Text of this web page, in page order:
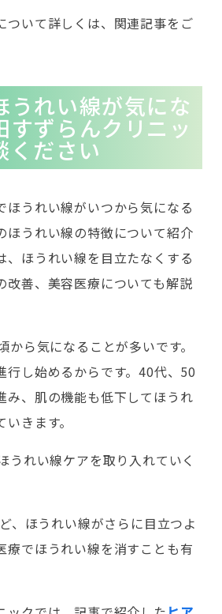
ついて詳しくは、関連記事をご
うれい線が気にな
すずらんクリニッ
ください
ほうれい線がいつから気になる
ほうれい線の特徴について紹介
、ほうれい線を目立たなくする
改善、美容医療についても解説
から気になることが多いです。
行し始めるからです。40代、50
み、肌の機能も低下してほうれ
きます。
うれい線ケアを取り入れていく
、ほうれい線がさらに目立つよ
療でほうれい線を消すことも有